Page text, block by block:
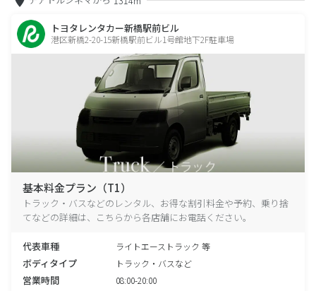
トヨタレンタカー新橋駅前ビル
港区新橋2-20-15新橋駅前ビル1号館地下2F駐車場
基本料金プラン（T1）
トラック・バスなどのレンタル、お得な割引料金や予約、乗り捨
てなどの詳細は、こちらから各店舗にお電話ください。
代表車種 ライトエーストラック 等
ボディタイプ トラック・バスなど
営業時間 08:00-20:00